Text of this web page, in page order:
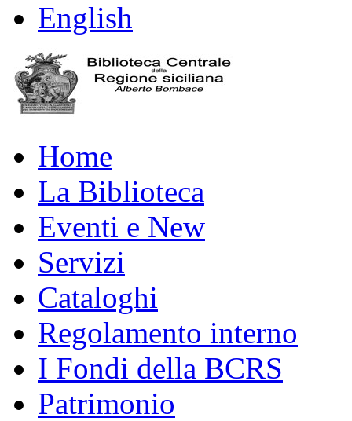
English
Home
La Biblioteca
Eventi e New
Servizi
Cataloghi
Regolamento interno
I Fondi della BCRS
Patrimonio